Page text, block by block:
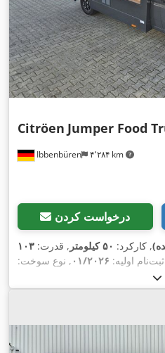
Ibbenbüren ۴٬۲۸۴ km
Citröen Jumper Food
درخواست کردن
, کارکرد: ۵۰ کیلومتر , قدرت: ۱۰۳
اولیه: ۰۱/۲۰۲۶ , نوع سوخت:
۲٬۲۰۰ میلی‌متر
, ارتفاع فضای